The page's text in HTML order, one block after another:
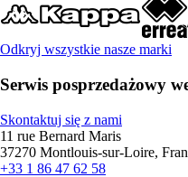
Odkryj wszystkie nasze marki
Serwis posprzedażowy
Skontaktuj się z nami
11 rue Bernard Maris
37270 Montlouis-sur-Loire,
+33 1 86 47 62 58